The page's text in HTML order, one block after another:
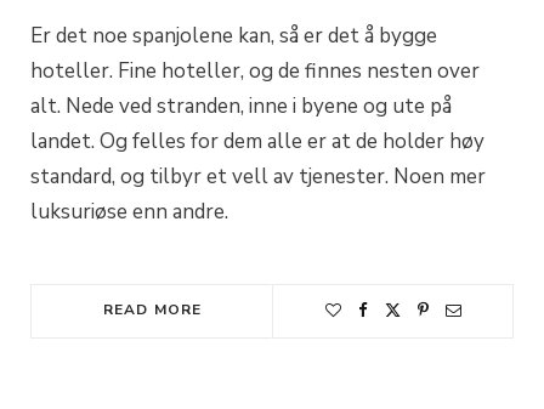
Er det noe spanjolene kan, så er det å bygge
hoteller. Fine hoteller, og de finnes nesten over
alt. Nede ved stranden, inne i byene og ute på
landet. Og felles for dem alle er at de holder høy
standard, og tilbyr et vell av tjenester. Noen mer
luksuriøse enn andre.
READ MORE